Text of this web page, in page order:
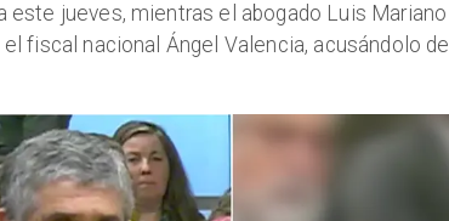
este jueves, mientras el abogado Luis Mariano
fiscal nacional Ángel Valencia, acusándolo de